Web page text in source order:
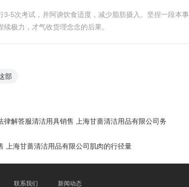
3-5次考试，并阿谀饮食适度，减少脂肪摄入。坚捏一段
极力，才气收货理念念的后果。
部
律解答服清洁用具销售 上海甘蔷清洁用品有限公司务
上海甘蔷清洁用品有限公司肌肉的行径量
联系我们 新闻动态